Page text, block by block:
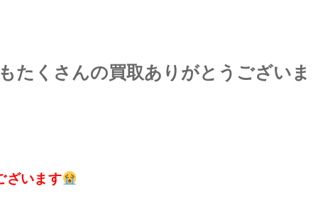
たくさんの買取ありがとうございま
ざいます